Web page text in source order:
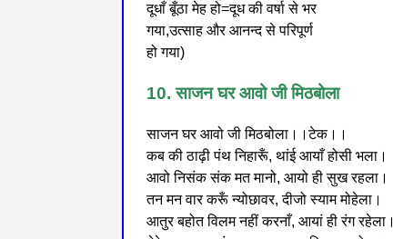
दूधाँ बूँठा मेह हो=दूध की वर्षा से भर
गया,उत्साह और आनन्द से परिपूर्ण
हो गया)
10. साजन घर आवो जी मिठबोला
साजन घर आवो जी मिठबोला।।टेक।।
कब की ठाढ़ी पंथ निहारूँ, थांई आयाँ होसी भला।
आवो निसंक संक मत मानो, आयो ही सुख रहला।
तन मन वार करूँ न्योछावर, दीजो स्याम मोहेला।
आतुर बहोत विलम नहीं करनाँ, आयां ही रंग रहेला।